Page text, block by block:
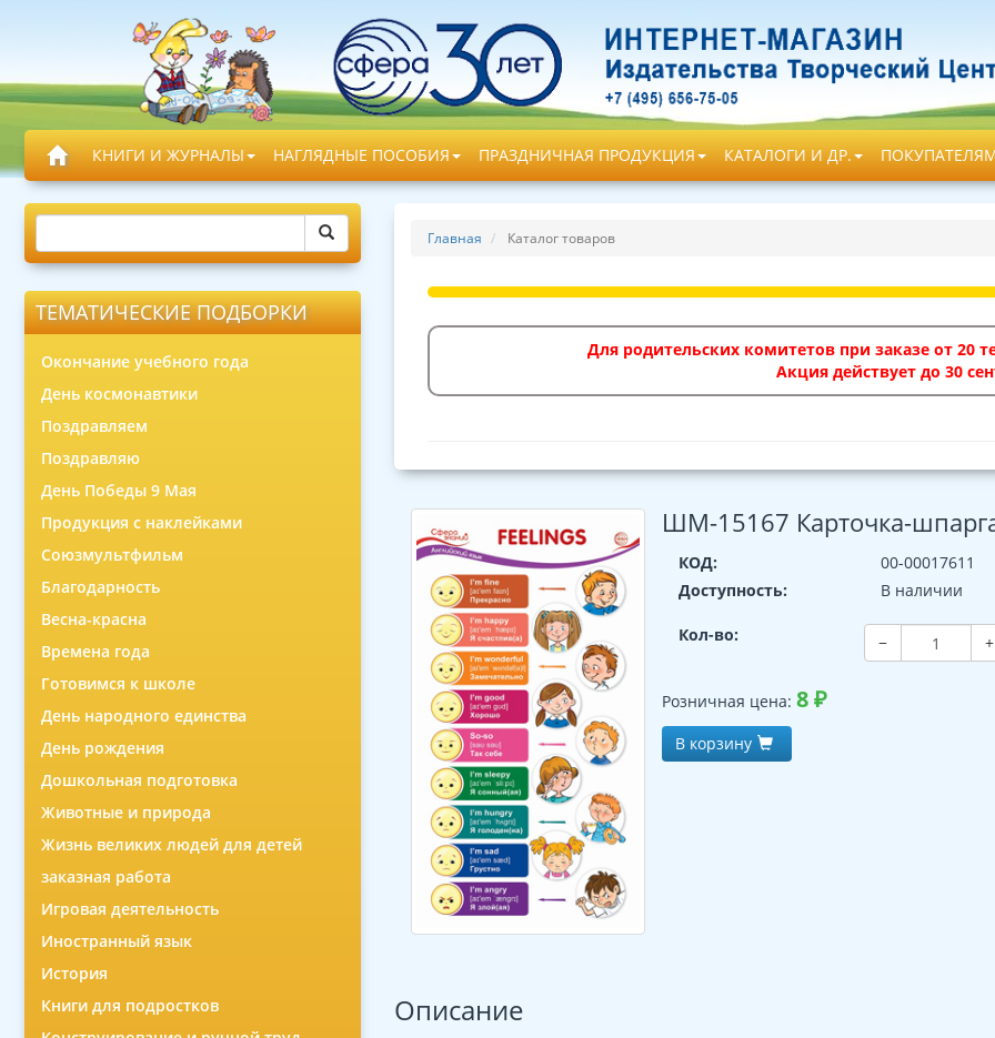
КНИГИ И ЖУРНАЛЫ НАГЛЯДНЫЕ ПОСОБИЯ ПРАЗДНИЧНАЯ ПРОДУКЦИЯ КАТАЛОГИ И ДР.
ТЕМАТИЧЕСКИЕ ПОДБОРКИ
Окончание учебного года
День космонавтики
Поздравляем
Поздравляю
День Победы 9 Мая
Продукция с наклейками
Союзмультфильм
Благодарность
Весна-красна
Времена года
Готовимся к школе
День народного единства
День рождения
Дошкольная подготовка
Животные и природа
Жизнь великих людей для детей
заказная работа
Игровая деятельность
Иностранный язык
История
Книги для подростков
Главная Каталог товаров
Для родительских комитетов при заказе от 20
Акция действует до 30
ШМ-15167 Карточка-
КОД:
00-00017611
Доступность:
В наличии
Кол-во: − +
Розничная цена:8₽
В корзину
Описание